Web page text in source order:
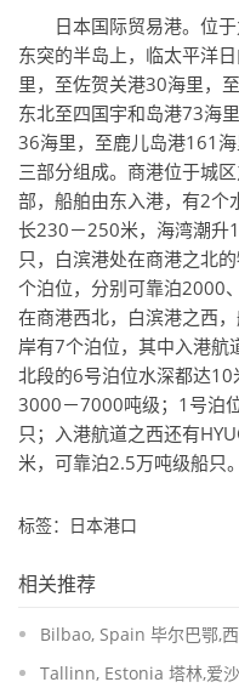
日本国际贸易港。位
东突的半岛上，临太平洋
里，至佐贺关港30海里，
东北至四国宇和岛港73海
36海里，至鹿儿岛港161
三部分组成。商港位于城
部，船舶由东入港，有2个
长230－250米，海湾潮升
只，白滨港处在商港之北
个泊位，分别可靠泊2000
在商港西北，白滨港之西
岸有7个泊位，其中入港
北段的6号泊位水深都达
3000－7000吨级；1号泊
只；入港航道之西还有
米，可靠泊2.5万吨级船只。
标签：日本港口
相关推荐
Bilbao, Spain 毕尔巴鄂,
Tallinn, Estonia 塔林,爱